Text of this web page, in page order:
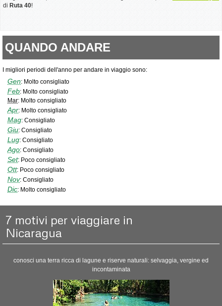
di Ruta 40!
QUANDO ANDARE
I migliori periodi dell'anno per andare in viaggio sono:
Gen: Molto consigliato
Feb: Molto consigliato
Mar: Molto consigliato
Apr: Molto consigliato
Mag: Consigliato
Giu: Consigliato
Lug: Consigliato
Ago: Consigliato
Set: Poco consigliato
Ott: Poco consigliato
Nov: Consigliato
Dic: Molto consigliato
7 motivi per viaggiare in
Nicaragua
conosci una terra ricca di lagune e riserve naturali: selvaggia, vergine ed
incontaminata